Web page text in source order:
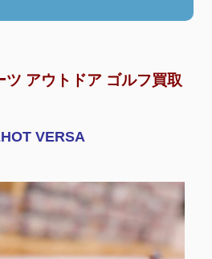
ツ アウトドア ゴルフ買取
VERSA